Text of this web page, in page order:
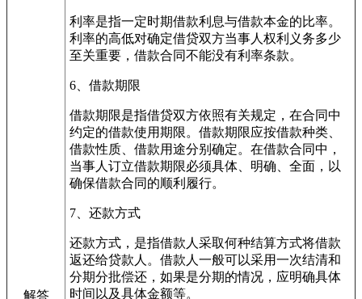
解答
利率是指一定时期借款利息与借款本金的比率。
利率的高低对确定借贷双方当事人权利义务多少
至关重要，借款合同不能没有利率条款。
6、借款期限
借款期限是指借贷双方依照有关规定，在合同中
约定的借款使用期限。借款期限应按借款种类、
借款性质、借款用途分别确定。在借款合同中，
当事人订立借款期限必须具体、明确、全面，以
确保借款合同的顺利履行。
7、还款方式
还款方式，是指借款人采取何种结算方式将借款
返还给贷款人。借款人一般可以采用一次结清和
分期分批偿还，如果是分期的情况，应明确具体
时间以及具体金额等。